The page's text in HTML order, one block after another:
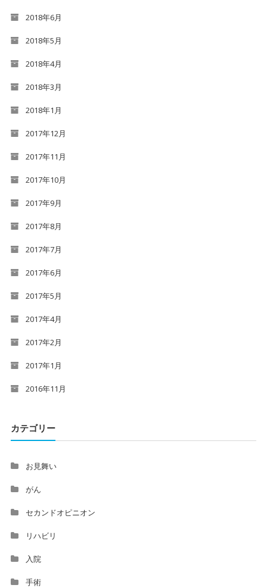
2018年6月
2018年5月
2018年4月
2018年3月
2018年1月
2017年12月
2017年11月
2017年10月
2017年9月
2017年8月
2017年7月
2017年6月
2017年5月
2017年4月
2017年2月
2017年1月
2016年11月
カテゴリー
お見舞い
がん
セカンドオピニオン
リハビリ
入院
手術